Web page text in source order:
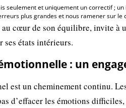
seulement et uniquement un correctif ;
plus grandes et nous ramener sur le
cœur de son équilibre, invite à
ses états intérieurs.
: un
est un cheminement continu.
d’effacer les émotions